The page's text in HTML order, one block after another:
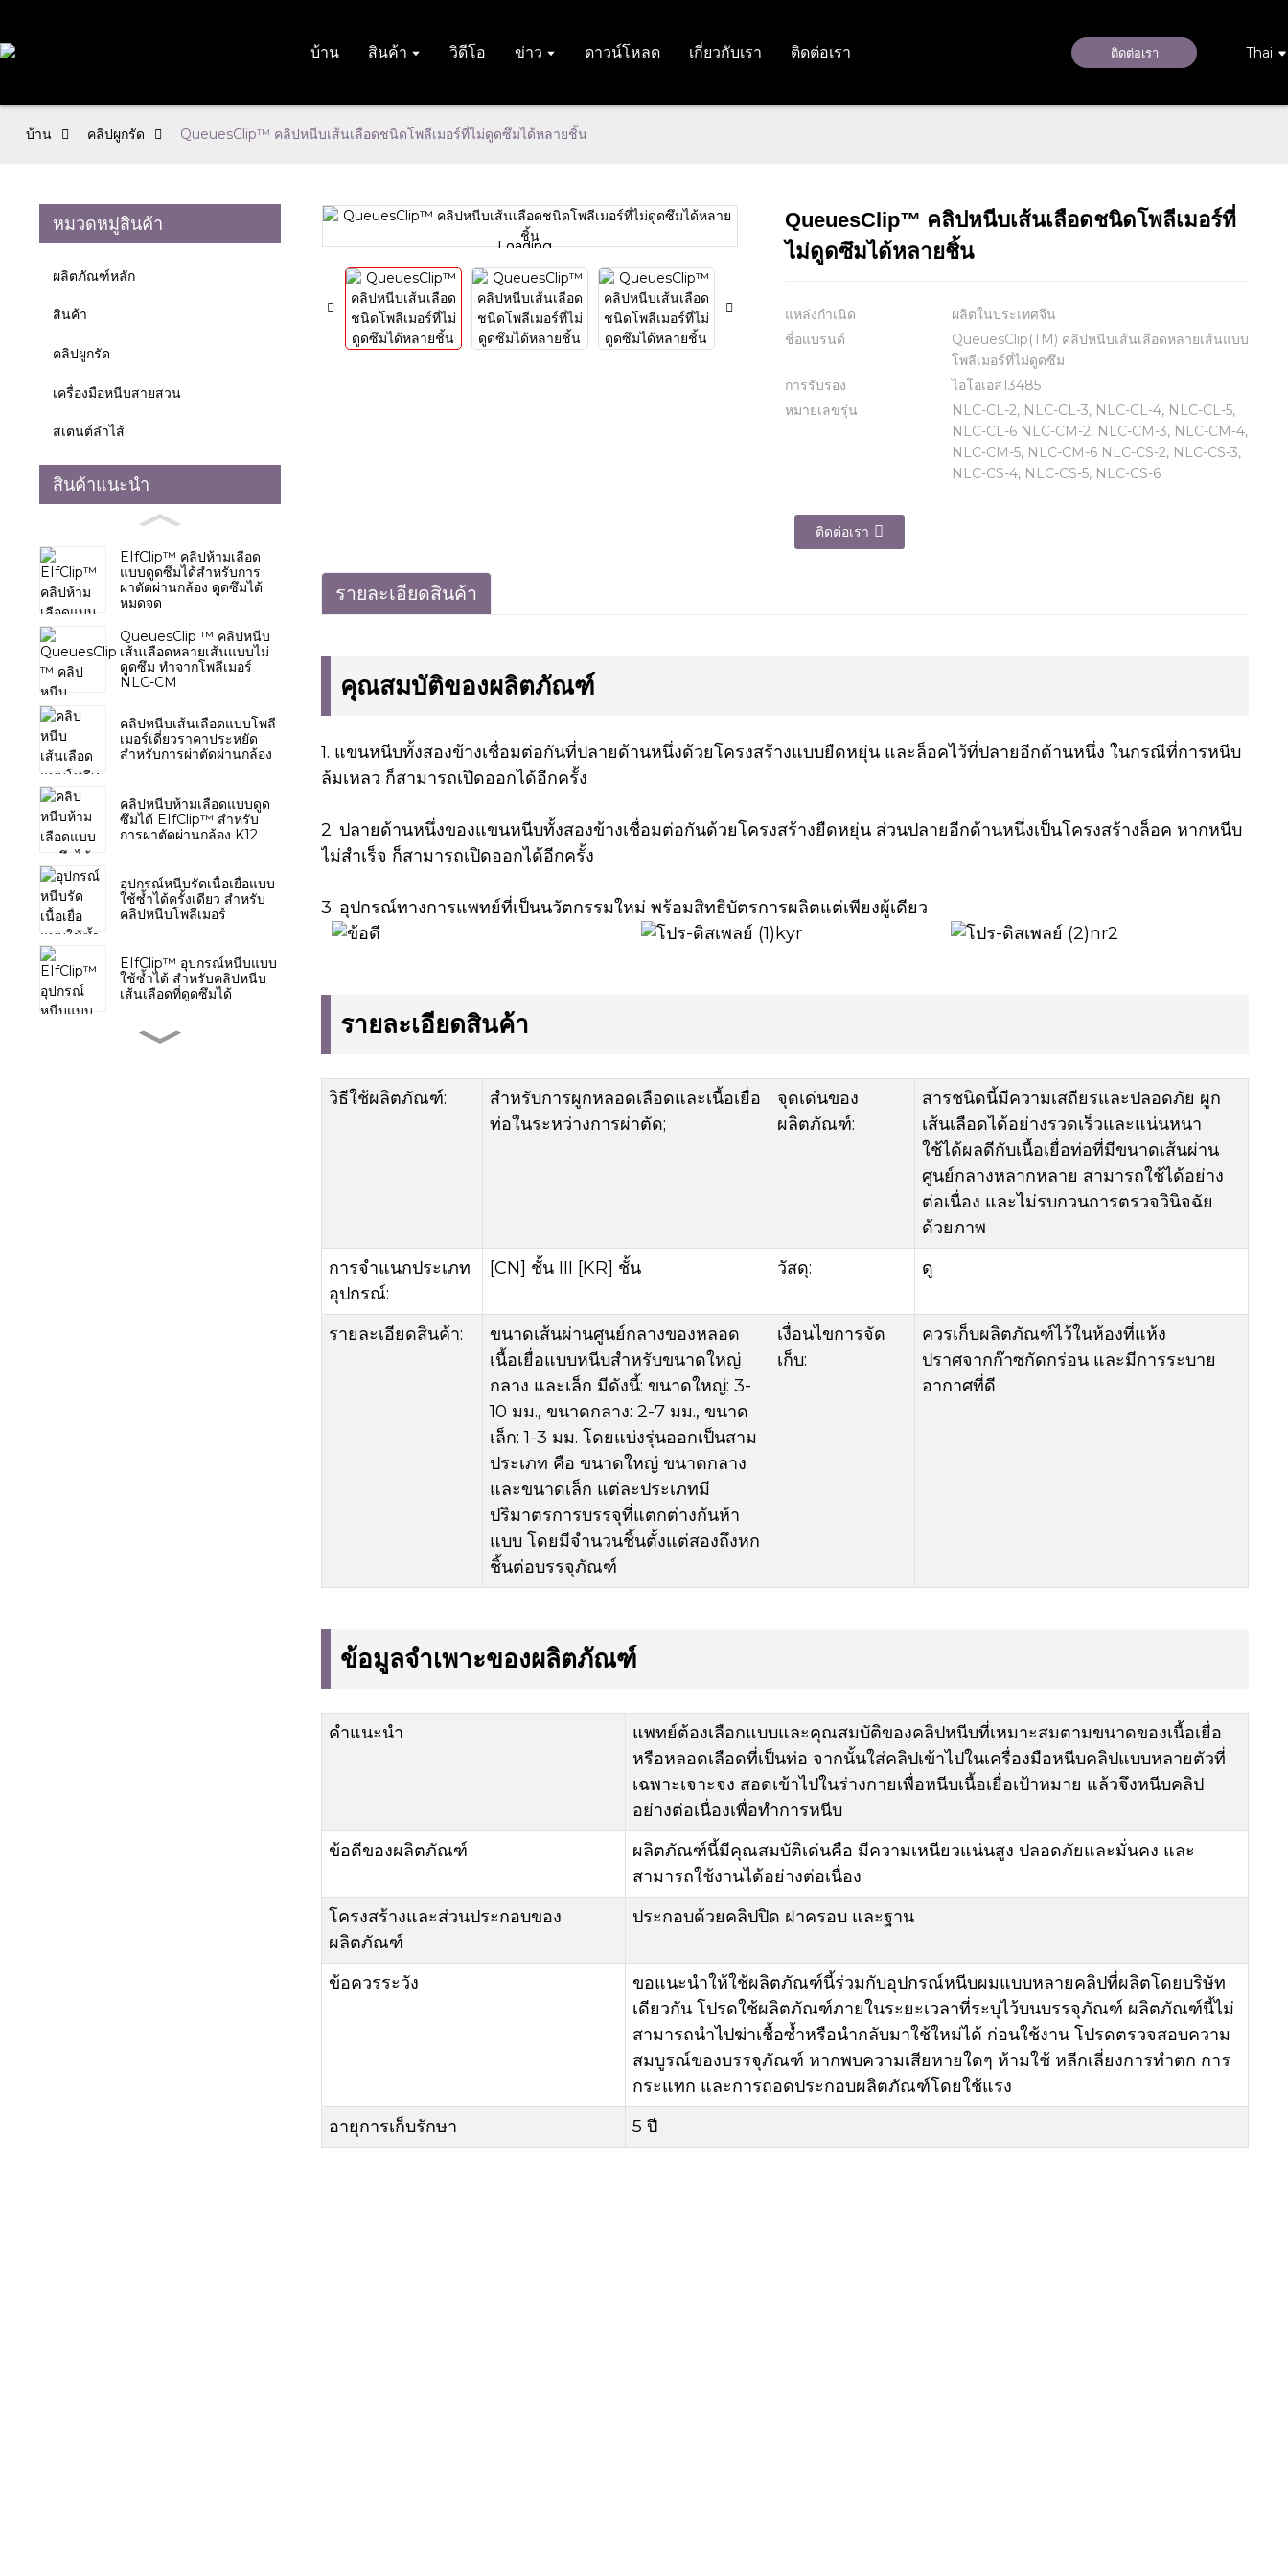
บ้าน สินค้า วิดีโอ ข่าว ดาวน์โหลด เกี่ยวกับเรา ติดต่อเรา ติดต่อเรา Thai
บ้าน คลิปผูกรัด QueuesClip™ คลิปหนีบเส้นเลือดชนิดโพลีเมอร์ที่ไม่ดูดซึมได้หลายชิ้น
หมวดหมู่สินค้า
ผลิตภัณฑ์หลัก
สินค้า
คลิปผูกรัด
เครื่องมือหนีบสายสวน
สเตนต์ลำไส้
สินค้าแนะนำ
EIfClip™ คลิปห้ามเลือด
แบบดูดซึมได้สำหรับการ
ผ่าตัดผ่านกล้อง ดูดซึมได้
หมดจด
QueuesClip ™ คลิปหนีบ
เส้นเลือดหลายเส้นแบบไม่
ดูดซึม ทำจากโพลีเมอร์
NLC-CM
คลิปหนีบเส้นเลือดแบบโพลี
เมอร์เดี่ยวราคาประหยัด
สำหรับการผ่าตัดผ่านกล้อง
คลิปหนีบห้ามเลือดแบบดูด
ซึมได้ EIfClip™ สำหรับ
การผ่าตัดผ่านกล้อง K12
อุปกรณ์หนีบรัดเนื้อเยื่อแบบ
ใช้ซ้ำได้ครั้งเดียว สำหรับ
คลิปหนีบโพลีเมอร์
EIfClip™ อุปกรณ์หนีบแบบ
ใช้ซ้ำได้ สำหรับคลิปหนีบ
เส้นเลือดที่ดูดซึมได้
Pacesetter™ คลิปหนีบ
Loading...
Loading... Loading...
Loading... Loading...
Loading...
QueuesClip™ คลิปหนีบเส้นเลือดชนิดโพลีเมอร์ที่
ไม่ดูดซึมได้หลายชิ้น
แหล่งกำเนิด
ผลิตในประเทศจีน
ชื่อแบรนด์
QueuesClip(TM) คลิปหนีบเส้นเลือดหลายเส้นแบบ
โพลีเมอร์ที่ไม่ดูดซึม
การรับรอง
ไอโอเอส13485
หมายเลขรุ่น
NLC-CL-2, NLC-CL-3, NLC-CL-4, NLC-CL-5,
NLC-CL-6 NLC-CM-2, NLC-CM-3, NLC-CM-4,
NLC-CM-5, NLC-CM-6 NLC-CS-2, NLC-CS-3,
NLC-CS-4, NLC-CS-5, NLC-CS-6
ติดต่อเรา
รายละเอียดสินค้า
คุณสมบัติของผลิตภัณฑ์
1. แขนหนีบทั้งสองข้างเชื่อมต่อกันที่ปลายด้านหนึ่งด้วยโครงสร้างแบบยืดหยุ่น และล็อคไว้ที่ปลายอีกด้านหนึ่ง ในกรณีที่การหนีบ
ล้มเหลว ก็สามารถเปิดออกได้อีกครั้ง
2. ปลายด้านหนึ่งของแขนหนีบทั้งสองข้างเชื่อมต่อกันด้วยโครงสร้างยืดหยุ่น ส่วนปลายอีกด้านหนึ่งเป็นโครงสร้างล็อค หากหนีบ
ไม่สำเร็จ ก็สามารถเปิดออกได้อีกครั้ง
3. อุปกรณ์ทางการแพทย์ที่เป็นนวัตกรรมใหม่ พร้อมสิทธิบัตรการผลิตแต่เพียงผู้เดียว
รายละเอียดสินค้า
วิธีใช้ผลิตภัณฑ์:
สำหรับการผูกหลอดเลือดและเนื้อเยื่อ
ท่อในระหว่างการผ่าตัด;
จุดเด่นของ
ผลิตภัณฑ์:
สารชนิดนี้มีความเสถียรและปลอดภัย ผูก
เส้นเลือดได้อย่างรวดเร็วและแน่นหนา
ใช้ได้ผลดีกับเนื้อเยื่อท่อที่มีขนาดเส้นผ่าน
ศูนย์กลางหลากหลาย สามารถใช้ได้อย่าง
ต่อเนื่อง และไม่รบกวนการตรวจวินิจฉัย
ด้วยภาพ
การจำแนกประเภท
อุปกรณ์:
[CN] ชั้น III [KR] ชั้น วัสดุ: ดู
รายละเอียดสินค้า:
ขนาดเส้นผ่านศูนย์กลางของหลอด
เนื้อเยื่อแบบหนีบสำหรับขนาดใหญ่
กลาง และเล็ก มีดังนี้: ขนาดใหญ่: 3-
10 มม., ขนาดกลาง: 2-7 มม., ขนาด
เล็ก: 1-3 มม. โดยแบ่งรุ่นออกเป็นสาม
ประเภท คือ ขนาดใหญ่ ขนาดกลาง
และขนาดเล็ก แต่ละประเภทมี
ปริมาตรการบรรจุที่แตกต่างกันห้า
แบบ โดยมีจำนวนชิ้นตั้งแต่สองถึงหก
ชิ้นต่อบรรจุภัณฑ์
เงื่อนไขการจัด
เก็บ:
ควรเก็บผลิตภัณฑ์ไว้ในห้องที่แห้ง
ปราศจากก๊าซกัดกร่อน และมีการระบาย
อากาศที่ดี
ข้อมูลจำเพาะของผลิตภัณฑ์
คำแนะนำ
แพทย์ต้องเลือกแบบและคุณสมบัติของคลิปหนีบที่เหมาะสมตามขนาดของเนื้อเยื่อ
หรือหลอดเลือดที่เป็นท่อ จากนั้นใส่คลิปเข้าไปในเครื่องมือหนีบคลิปแบบหลายตัวที่
เฉพาะเจาะจง สอดเข้าไปในร่างกายเพื่อหนีบเนื้อเยื่อเป้าหมาย แล้วจึงหนีบคลิป
อย่างต่อเนื่องเพื่อทำการหนีบ
ข้อดีของผลิตภัณฑ์
ผลิตภัณฑ์นี้มีคุณสมบัติเด่นคือ มีความเหนียวแน่นสูง ปลอดภัยและมั่นคง และ
สามารถใช้งานได้อย่างต่อเนื่อง
โครงสร้างและส่วนประกอบของ
ผลิตภัณฑ์
ประกอบด้วยคลิปปิด ฝาครอบ และฐาน
ข้อควรระวัง
ขอแนะนำให้ใช้ผลิตภัณฑ์นี้ร่วมกับอุปกรณ์หนีบผมแบบหลายคลิปที่ผลิตโดยบริษัท
เดียวกัน โปรดใช้ผลิตภัณฑ์ภายในระยะเวลาที่ระบุไว้บนบรรจุภัณฑ์ ผลิตภัณฑ์นี้ไม่
สามารถนำไปฆ่าเชื้อซ้ำหรือนำกลับมาใช้ใหม่ได้ ก่อนใช้งาน โปรดตรวจสอบความ
สมบูรณ์ของบรรจุภัณฑ์ หากพบความเสียหายใดๆ ห้ามใช้ หลีกเลี่ยงการทำตก การ
กระแทก และการถอดประกอบผลิตภัณฑ์โดยใช้แรง
อายุการเก็บรักษา
5 ปี